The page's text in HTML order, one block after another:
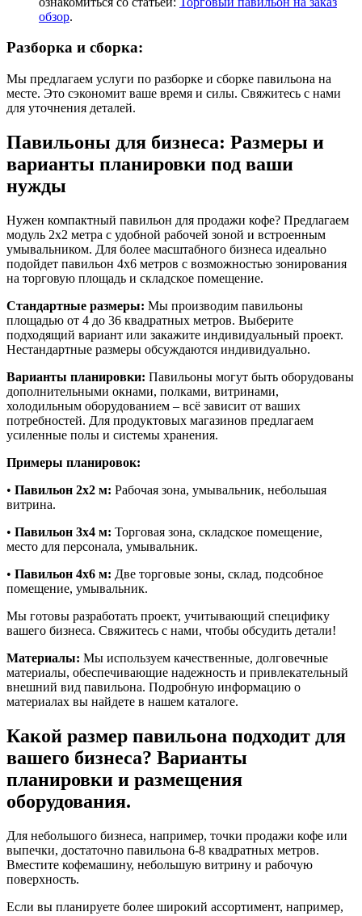
обзор.
Разборка и сборка:
Мы предлагаем услуги по разборке и сборке павильона на
месте. Это сэкономит ваше время и силы. Свяжитесь с нами
для уточнения деталей.
Павильоны для бизнеса: Размеры и
варианты планировки под ваши
нужды
Нужен компактный павильон для продажи кофе? Предлагаем
модуль 2х2 метра с удобной рабочей зоной и встроенным
умывальником. Для более масштабного бизнеса идеально
подойдет павильон 4х6 метров с возможностью зонирования
на торговую площадь и складское помещение.
Стандартные размеры: Мы производим павильоны
площадью от 4 до 36 квадратных метров. Выберите
подходящий вариант или закажите индивидуальный проект.
Нестандартные размеры обсуждаются индивидуально.
Варианты планировки: Павильоны могут быть оборудованы
дополнительными окнами, полками, витринами,
холодильным оборудованием – всё зависит от ваших
потребностей. Для продуктовых магазинов предлагаем
усиленные полы и системы хранения.
Примеры планировок:
• Павильон 2х2 м: Рабочая зона, умывальник, небольшая
витрина.
• Павильон 3х4 м: Торговая зона, складское помещение,
место для персонала, умывальник.
• Павильон 4х6 м: Две торговые зоны, склад, подсобное
помещение, умывальник.
Мы готовы разработать проект, учитывающий специфику
вашего бизнеса. Свяжитесь с нами, чтобы обсудить детали!
Материалы: Мы используем качественные, долговечные
материалы, обеспечивающие надежность и привлекательный
внешний вид павильона. Подробную информацию о
материалах вы найдете в нашем каталоге.
Какой размер павильона подходит для
вашего бизнеса? Варианты
планировки и размещения
оборудования.
Для небольшого бизнеса, например, точки продажи кофе или
выпечки, достаточно павильона 6-8 квадратных метров.
Вместите кофемашину, небольшую витрину и рабочую
поверхность.
Если вы планируете более широкий ассортимент, например,